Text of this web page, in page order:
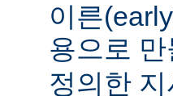
이른
용으로
정의한